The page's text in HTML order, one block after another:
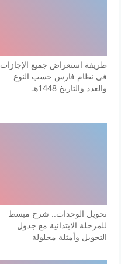
طريقة استعراض جميع الإجازات
في نظام فارس حسب النوع
والعدد والتاريخ 1448هـ
تحويل الوحدات.. شرح مبسط
للمرحلة الابتدائية مع جدول
التحويل وأمثلة محلولة